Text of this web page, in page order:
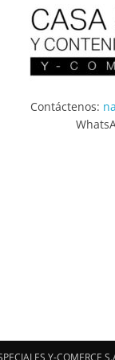
Contáctenos:
Y-COMERCE